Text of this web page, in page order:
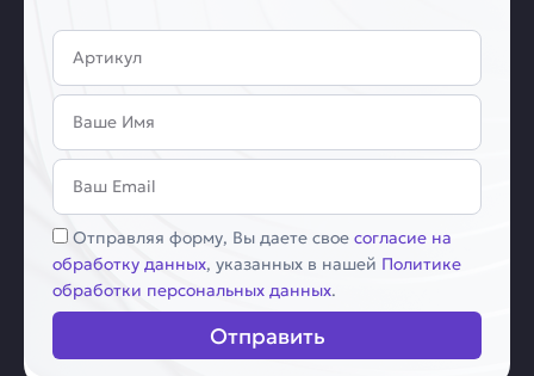
Артикул
Имя
Email
Соглашение
Отправляя форму, Вы даете свое согласие на
обработку данных, указанных в нашей Политике
обработки персональных данных.
Отправить